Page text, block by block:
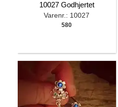
10027 Godhjertet
Varenr.: 10027
580